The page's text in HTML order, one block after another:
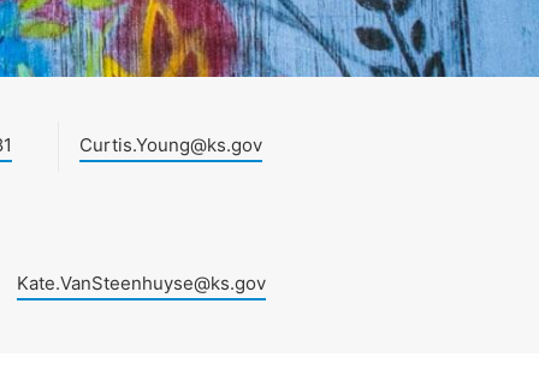
Curtis.Young@ks.gov
Kate.VanSteenhuyse@ks.gov